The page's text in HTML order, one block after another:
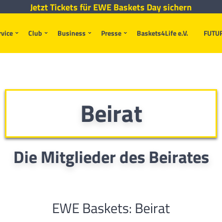
Club Business Presse Baskets4Life e.V.
Jetzt Tickets für EWE Baskets Day sichern
Beirat
Die Mitglieder des Beirates
EWE Baskets: Beirat